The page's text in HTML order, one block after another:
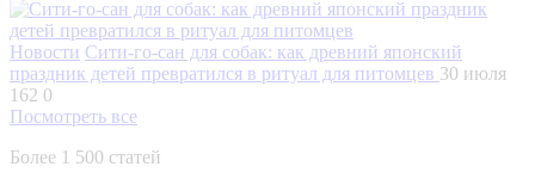
Новости Сити-го-сан для собак: как древний японский
праздник детей превратился в ритуал для питомцев 30 июля
162 0
Посмотреть все
Более 1 500 статей